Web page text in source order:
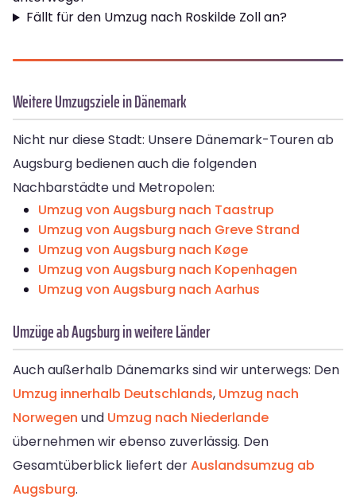
Fällt für den Umzug nach Roskilde Zoll an?
Weitere Umzugsziele in Dänemark
Nicht nur diese Stadt: Unsere Dänemark-Touren ab
Augsburg bedienen auch die folgenden
Nachbarstädte und Metropolen:
Umzug von Augsburg nach Taastrup
Umzug von Augsburg nach Greve Strand
Umzug von Augsburg nach Køge
Umzug von Augsburg nach Kopenhagen
Umzug von Augsburg nach Aarhus
Umzüge ab Augsburg in weitere Länder
Auch außerhalb Dänemarks sind wir unterwegs: Den
Umzug innerhalb Deutschlands, Umzug nach
Norwegen und Umzug nach Niederlande
übernehmen wir ebenso zuverlässig. Den
Gesamtüberblick liefert derAuslandsumzug ab
Augsburg.